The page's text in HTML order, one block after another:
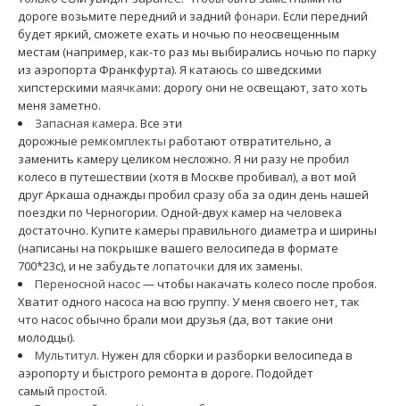
дороге возьмите передний и задний фонари. Если передний
будет яркий, сможете ехать и ночью по неосвещенным
местам (например, как-то раз мы выбирались ночью по парку
из аэропорта Франкфурта). Я катаюсь со шведскими
хипстерскими маячками: дорогу они не освещают, зато хоть
меня заметно.
Запасная камера. Все эти
дорожные ремкомплекты работают отвратительно, а
заменить камеру целиком несложно. Я ни разу не пробил
колесо в путешествии (хотя в Москве пробивал), а вот мой
друг Аркаша однажды пробил сразу оба за один день нашей
поездки по Черногории. Одной-двух камер на человека
достаточно. Купите камеры правильного диаметра и ширины
(написаны на покрышке вашего велосипеда в формате
700*23с), и не забудьтелопаточки для их замены.
Переносной насос— чтобы накачать колесо после пробоя.
Хватит одного насоса на всю группу. У меня своего нет, так
что насос обычно брали мои друзья (да, вот такие они
молодцы).
Мультитул. Нужен для сборки и разборки велосипеда в
аэропорту и быстрого ремонта в дороге. Подойдет
самый простой.